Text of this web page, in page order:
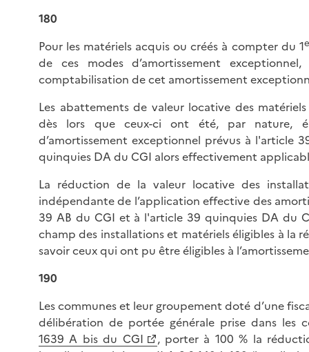
180
Pour les matériels acquis ou créés à compter du 1
de ces modes d’amortissement
comptabilisation de cet amortissement
Les abattements de valeur locative des
dès lors que ceux-ci ont été, par nature,
d’amortissement exceptionnel prévus à l'article
quinquies DA du CGI alors effectivement
La réduction de la valeur locative des
indépendante de l’application effective des
39 AB du CGI et à l'article 39 quinquies DA du
champ des installations et matériels éligibles à la
savoir ceux qui ont pu être éligibles à
190
Les communes et leur groupement doté d’une
délibération de portée générale prise dans les
1639 A bis du CGI
, porter à 100 % la